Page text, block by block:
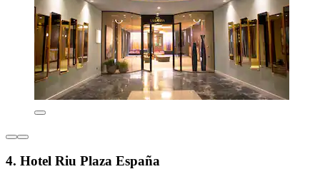
4. Hotel Riu Plaza España